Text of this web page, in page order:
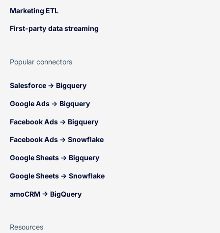
Marketing ETL
First-party data streaming
Popular connectors
Salesforce → Bigquery
Google Ads → Bigquery
Facebook Ads → Bigquery
Facebook Ads → Snowflake
Google Sheets → Bigquery
Google Sheets → Snowflake
amoCRM → BigQuery
Resources